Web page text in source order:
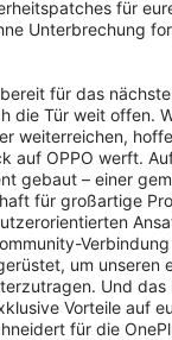
für
Unterbrechung
für das
die Tür weit offen.
weiterreichen,
auf OPPO werft.
gebaut – einer
für großartige
Verbindung
um unseren
Und das
Vorteile auf
für die